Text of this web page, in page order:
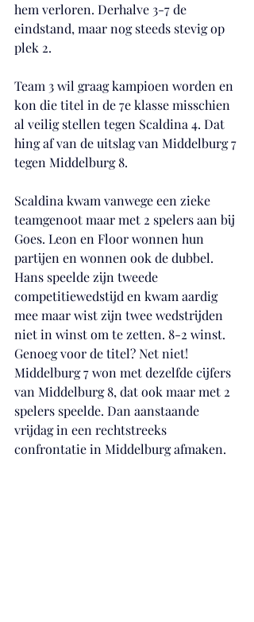
hem verloren. Derhalve 3-7 de
eindstand, maar nog steeds stevig op
plek 2.
Team 3 wil graag kampioen worden en
kon die titel in de 7e klasse misschien
al veilig stellen tegen Scaldina 4. Dat
hing af van de uitslag van Middelburg 7
tegen Middelburg 8.
Scaldina kwam vanwege een zieke
teamgenoot maar met 2 spelers aan bij
Goes. Leon en Floor wonnen hun
partijen en wonnen ook de dubbel.
Hans speelde zijn tweede
competitiewedstijd en kwam aardig
mee maar wist zijn twee wedstrijden
niet in winst om te zetten. 8-2 winst.
Genoeg voor de titel? Net niet!
Middelburg 7 won met dezelfde cijfers
van Middelburg 8, dat ook maar met 2
spelers speelde. Dan aanstaande
vrijdag in een rechtstreeks
confrontatie in Middelburg afmaken.